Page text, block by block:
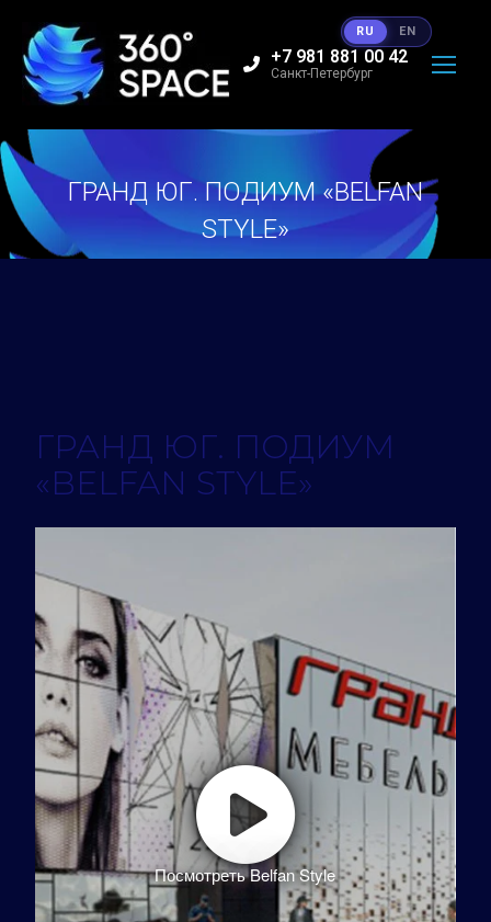
+7 981 881 00 42
Санкт-Петербург
ГРАНД ЮГ. ПОДИУМ «BELFAN
STYLE»
Вы здесь:
ГРАНД ЮГ. ПОДИУМ
«BELFAN STYLE»
Посмотреть Belfan Style
RU EN